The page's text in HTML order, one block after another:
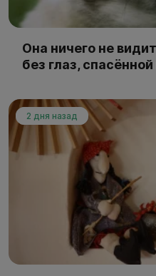
Она ничего не
без глаз,
2 дня назад